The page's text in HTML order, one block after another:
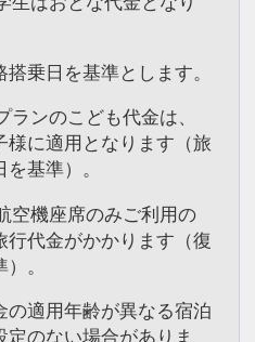
乗日を基準とします。
ランのこども代金は、
様に適用となります（旅
基準）。
空機座席のみご利用の
行代金がかかります（復
。
適用年齢が異なる宿泊
定のない場合がありま